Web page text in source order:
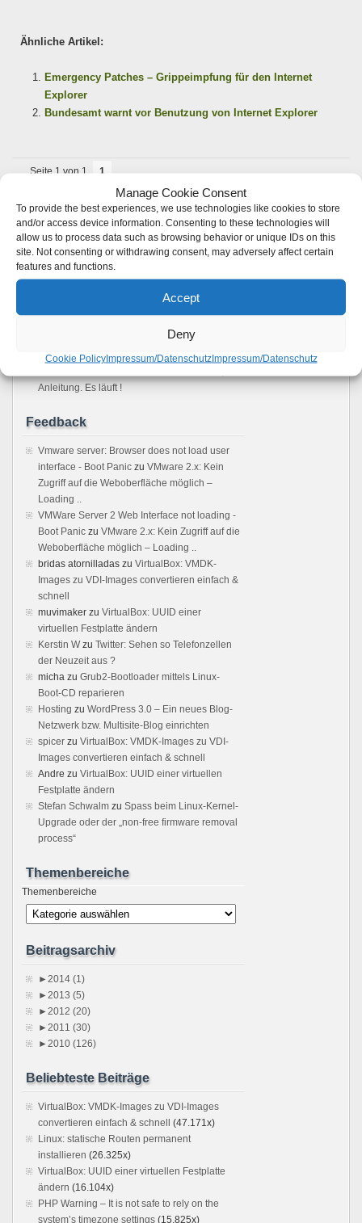
Manage Cookie Consent
To provide the best experiences, we use technologies like cookies to store
and/or access device information. Consenting to these technologies will
allow us to process data such as browsing behavior or unique IDs on this
site. Not consenting or withdrawing consent, may adversely affect certain
features and functions.
Accept
Deny
Cookie PolicyImpressum/DatenschutzImpressum/Datenschutz
Ähnliche Artikel:
Emergency Patches – Grippeimpfung für den Internet
Explorer
Bundesamt warnt vor Benutzung von Internet Explorer
Seite 1 von 1 1
RSS Feed
Neuste Beiträge
Die Autoupdatefunktion von WordPress
Das Ubuntu Software Center / APT Package
Howto: Windows rebooten aus einer Remote
Desktop Verbindung
Anleitung. Es läuft !
Feedback
Vmware server: Browser does not load user
interface - Boot Panic zu VMware 2.x: Kein
Zugriff auf die Weboberfläche möglich –
Loading ..
VMWare Server 2 Web Interface not loading -
Boot Panic zu VMware 2.x: Kein Zugriff auf die
Weboberfläche möglich – Loading ..
bridas atornilladas zu VirtualBox: VMDK-
Images zu VDI-Images convertieren einfach &
schnell
muvimaker zu VirtualBox: UUID einer
virtuellen Festplatte ändern
Kerstin Wzu Twitter: Sehen so Telefonzellen
der Neuzeit aus ?
micha zu Grub2-Bootloader mittels Linux-
Boot-CD reparieren
Hosting zu WordPress 3.0 – Ein neues Blog-
Netzwerk bzw. Multisite-Blog einrichten
spicer zu VirtualBox: VMDK-Images zu VDI-
Images convertieren einfach & schnell
Andre zu VirtualBox: UUID einer virtuellen
Festplatte ändern
Stefan Schwalm zu Spass beim Linux-Kernel-
Upgrade oder der „non-free firmware removal
process“
Themenbereiche
Themenbereiche
Beitragsarchiv
► 2014 (1)
► 2013 (5)
► 2012 (20)
► 2011 (30)
► 2010 (126)
Beliebteste Beiträge
VirtualBox: VMDK-Images zu VDI-Images
convertieren einfach & schnell (47.171x)
Linux: statische Routen permanent
installieren (26.325x)
VirtualBox: UUID einer virtuellen Festplatte
ändern (16.104x)
PHP Warning – It is not safe to rely on the
system’s timezone settings (15.825x)